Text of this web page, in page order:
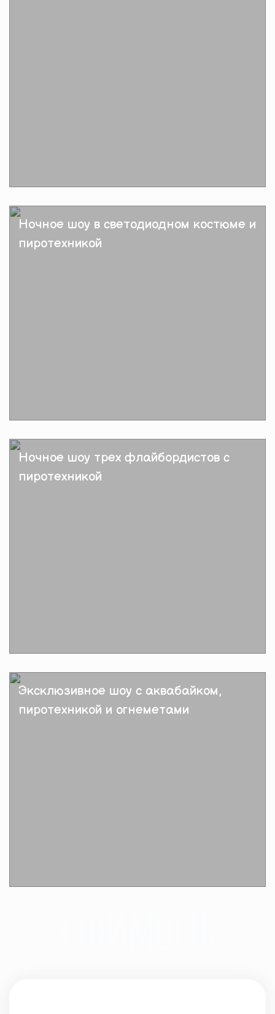
Подробнее
Ночное шоу в светодиодном костюме и
пиротехникой
Подробнее
Ночное шоу трех флайбордистов с
пиротехникой
Подробнее
Эксклюзивное шоу с аквабайком,
пиротехникой и огнеметами